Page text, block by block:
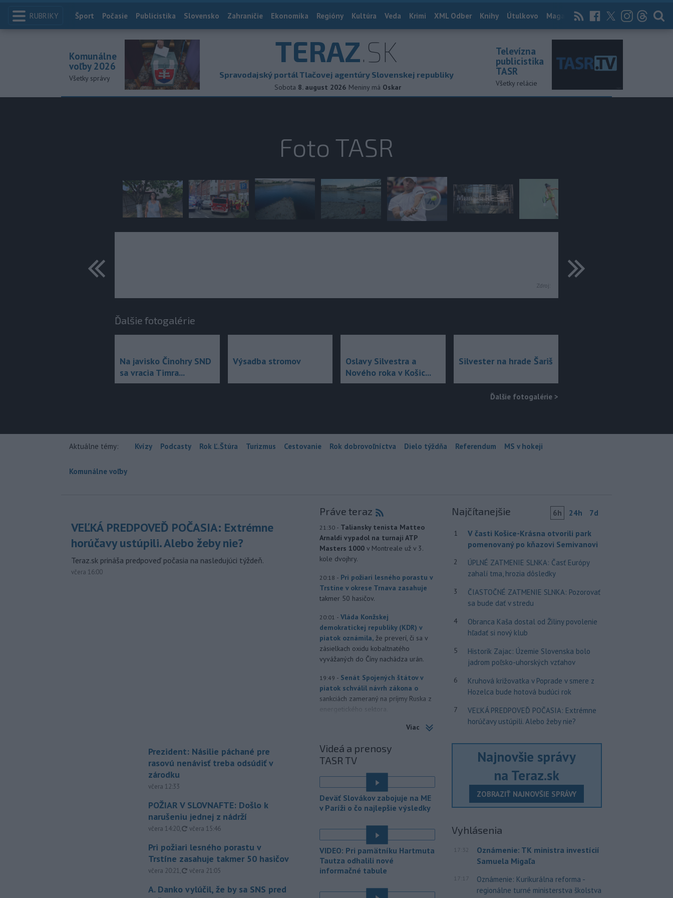
RUBRIKY Index
Šport Počasie Publicistika Slovensko Zahraničie Ekonomika Regióny Kultúra Veda Krimi XML Odber Knihy Útulkovo Magazín News Now Archív
TERAZ.SK
Spravodajský portál Tlačovej agentúry Slovenskej republiky
Sobota 8. august 2026 Meniny má Oskar
Komunálne
voľby 2026
Všetky správy
Televízna
publicistika
TASR
Všetky relácie
Foto TASR
Zdroj:
predchádzajúce ďalšie
Ďalšie fotogalérie
Na javisko Činohry SND
sa vracia Timra...
Výsadba stromov
Oslavy Silvestra a
Nového roka v Košic...
Silvester na hrade Šariš
Ďalšie fotogalérie >
Aktuálne témy: Kvízy Podcasty Rok Ľ.Štúra Turizmus Cestovanie Rok dobrovoľníctva Dielo týždňa Referendum MS v hokeji
Komunálne voľby
VEĽKÁ PREDPOVEĎ POČASIA: Extrémne
horúčavy ustúpili. Alebo žeby nie?
Teraz.sk prináša predpoveď počasia na nasledujúci týždeň.
včera 16:00
Prezident: Násilie páchané pre
rasovú nenávisť treba odsúdiť v
zárodku
včera 12:33
POŽIAR V SLOVNAFTE: Došlo k
narušeniu jednej z nádrží
včera 14:20, aktualizované
včera 15:46
Pri požiari lesného porastu v
Trstíne zasahuje takmer 50 hasičov
včera 20:21, aktualizované
včera 21:05
A. Danko vylúčil, že by sa SNS pred
Práve teraz
21:30 - Taliansky tenista Matteo
Arnaldi vypadol na turnaji ATP
Masters 1000 v Montreale už v 3.
kole dvojhry.
20:18 - Pri požiari lesného porastu v
Trstíne v okrese Trnava zasahuje
takmer 50 hasičov.
20:01 - Vláda Konžskej
demokratickej republiky (KDR) v
piatok oznámila, že preverí, či sa v
zásielkach oxidu kobaltnatého
vyvážaných do Číny nachádza urán.
19:49 - Senát Spojených štátov v
piatok schválil návrh zákona o
sankciách zameraný na príjmy Ruska z
energetického sektora.
Slovenská polícia prispela k
ktorý sa podarilo ukončiť
právoplatným odsúdením páchateľa v
15:21 - Piatkový požiar v
bratislavskej rafinérii Slovnaft je
pod kontrolou.Príčina jeho vzniku
TASR to potvrdil hovorca rafinérie
Anton Molnár.
15:17 - Ministerstvo kultúry (MK) SR
upraví verziu opatrenia o
pôsobnosti rezortu.
Viac
Videá a prenosy
TASR TV
Deväť Slovákov zabojuje na ME
v Paríži o čo najlepšie výsledky
VIDEO: Pri pamätníku Hartmuta
Tautza odhalili nové
informačné tabule
Najčítanejšie 6h 24h 7d
1
V časti Košice-Krásna otvorili park
pomenovaný po kňazovi Semivanovi
2
ÚPLNÉ ZATMENIE SLNKA: Časť Európy
zahalí tma, hrozia dôsledky
3
ČIASTOČNÉ ZATMENIE SLNKA: Pozorovať
sa bude dať v stredu
4
Obranca Kaša dostal od Žiliny povolenie
hľadať si nový klub
5
Historik Zajac: Územie Slovenska bolo
jadrom poľsko-uhorských vzťahov
6
Kruhová križovatka v Poprade v smere z
Hozelca bude hotová budúci rok
7
VEĽKÁ PREDPOVEĎ POČASIA: Extrémne
horúčavy ustúpili. Alebo žeby nie?
Najnovšie správy
na Teraz.sk
ZOBRAZIŤ NAJNOVŠIE SPRÁVY
Vyhlásenia
17:32
Oznámenie: TK ministra investícií
Samuela Migaľa
17:17
Oznámenie: Kurikurálna reforma -
regionálne turné ministerstva školstva